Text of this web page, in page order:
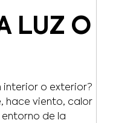
LUZ O
interior o exterior?
hace viento, calor
de la